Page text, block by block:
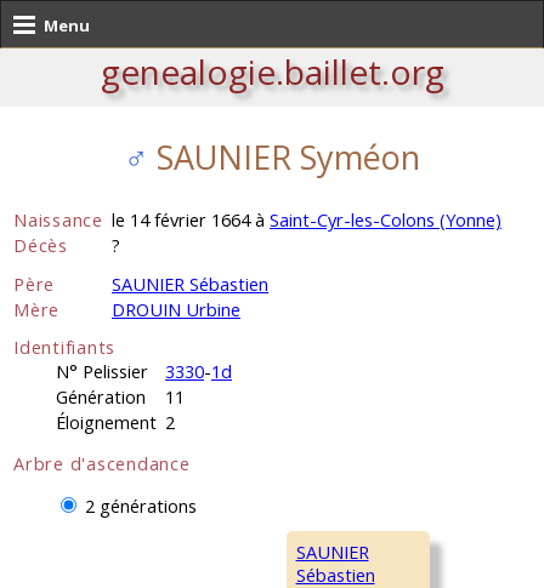
Menu
genealogie.baillet.org
♂ SAUNIER Syméon
Naissance le 14 février 1664 à Saint-Cyr-les-Colons (Yonne)
Décès
?
Père
SAUNIER Sébastien
Mère
DROUIN Urbine
Identifiants
N° Pelissier
3330-1d
Génération
11
Éloignement 2
Arbre d'ascendance
2 générations
SAUNIER
Sébastien